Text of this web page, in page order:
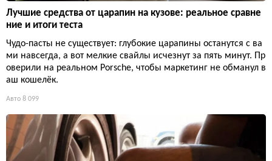
Лучшие средства от царапин на кузове: реальное сравне
ние и итоги теста
Чудо-пасты не существует: глубокие царапины останутся с ва
ми навсегда, а вот мелкие свайлы исчезнут за пять минут. Пр
оверили на реальном Porsche, чтобы маркетинг не обманул в
аш кошелёк.
Авто 8 099